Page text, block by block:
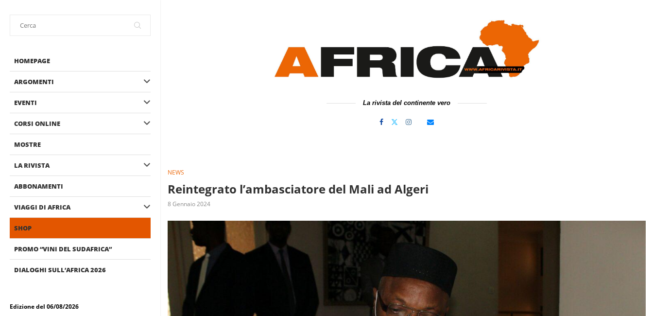
HOMEPAGE
ARGOMENTI
EVENTI
CORSI ONLINE
MOSTRE
LA RIVISTA
ABBONAMENTI
VIAGGI DI AFRICA
SHOP
PROMO “VINI DEL SUDAFRICA”
DIALOGHI SULL’AFRICA 2026
Edizione del 06/08/2026
La rivista del continente vero
NEWS
Reintegrato l’ambasciatore del Mali ad Algeri
8 Gennaio 2024